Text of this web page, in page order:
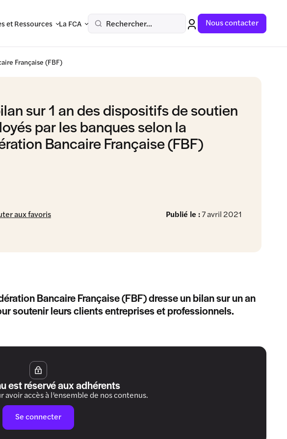
et Ressources La FCA Rechercher... Nous contacter
Française (FBF)
sur 1 an des dispositifs de soutien
par les banques selon la
Bancaire Française (FBF)
Publié le :7 avril 2021
aux favoris
Bancaire Française (FBF) dresse un bilan sur un an
soutenir leurs clients entreprises et professionnels.
est réservé aux adhérents
accès à l’ensemble de nos contenus.
Se connecter